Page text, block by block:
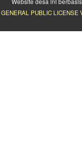
GENERAL PUBLIC LICENSE